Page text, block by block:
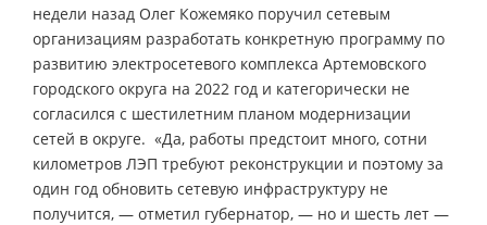
недели назад Олег Кожемяко поручил сетевым
организациям разработать конкретную программу по
развитию электросетевого комплекса Артемовского
городского округа на 2022 год и категорически не
согласился с шестилетним планом модернизации
сетей в округе. «Да, работы предстоит много, сотни
километров ЛЭП требуют реконструкции и поэтому за
один год обновить сетевую инфраструктуру не
получится, — отметил губернатор, — но и шесть лет —